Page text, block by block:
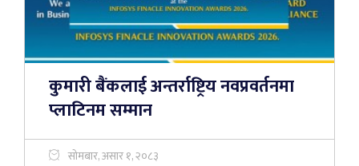
कुमारी बैंकलाई अन्तर्राष्ट्रिय नवप्रवर्तनमा
प्लाटिनम सम्मान
सोमबार, असार १, २०८३